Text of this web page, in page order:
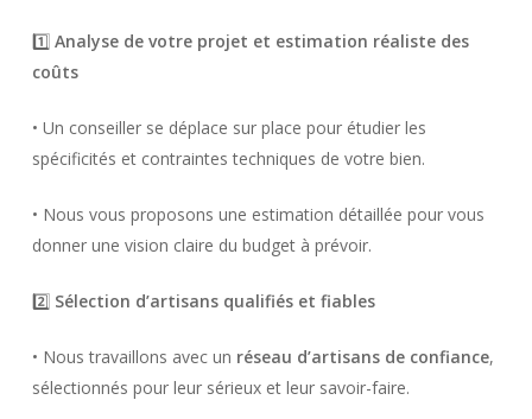
1️⃣ Analyse de votre projet et estimation réaliste des
coûts
• Un conseiller se déplace sur place pour étudier les
spécificités et contraintes techniques de votre bien.
• Nous vous proposons une estimation détaillée pour vous
donner une vision claire du budget à prévoir.
2️⃣ Sélection d’artisans qualifiés et fiables
• Nous travaillons avec un réseau d’artisans de confiance,
sélectionnés pour leur sérieux et leur savoir-faire.